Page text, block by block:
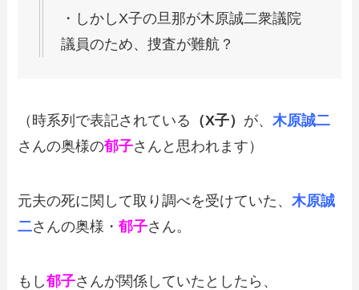
・しかしX子の旦那が木原誠二衆議院
議員のため、捜査が難航？
（時系列で表記されている （X子） が、木原誠二
さんの奥様の郁子さんと思われます ）
元夫の死に関して取り調べを受けていた、木原誠
二さんの奥様・郁子さん。
もし郁子さんが関係していたとしたら、